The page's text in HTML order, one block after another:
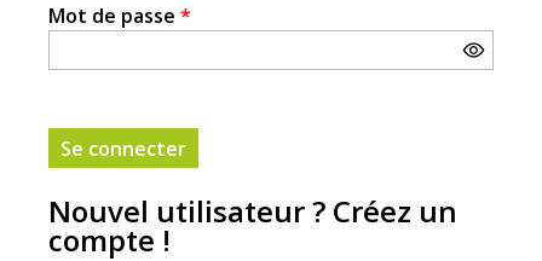
Mot de passe *
Nouvel utilisateur ? Créez un
compte !